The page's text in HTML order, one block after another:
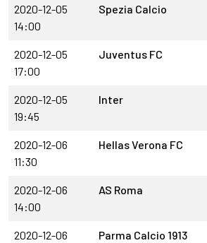
2020-12-05
14:00
Spezia Calcio
2020-12-05
17:00
Juventus FC
2020-12-05
19:45
Inter
2020-12-06
11:30
Hellas Verona FC
2020-12-06
14:00
AS Roma
2020-12-06
Parma Calcio 1913